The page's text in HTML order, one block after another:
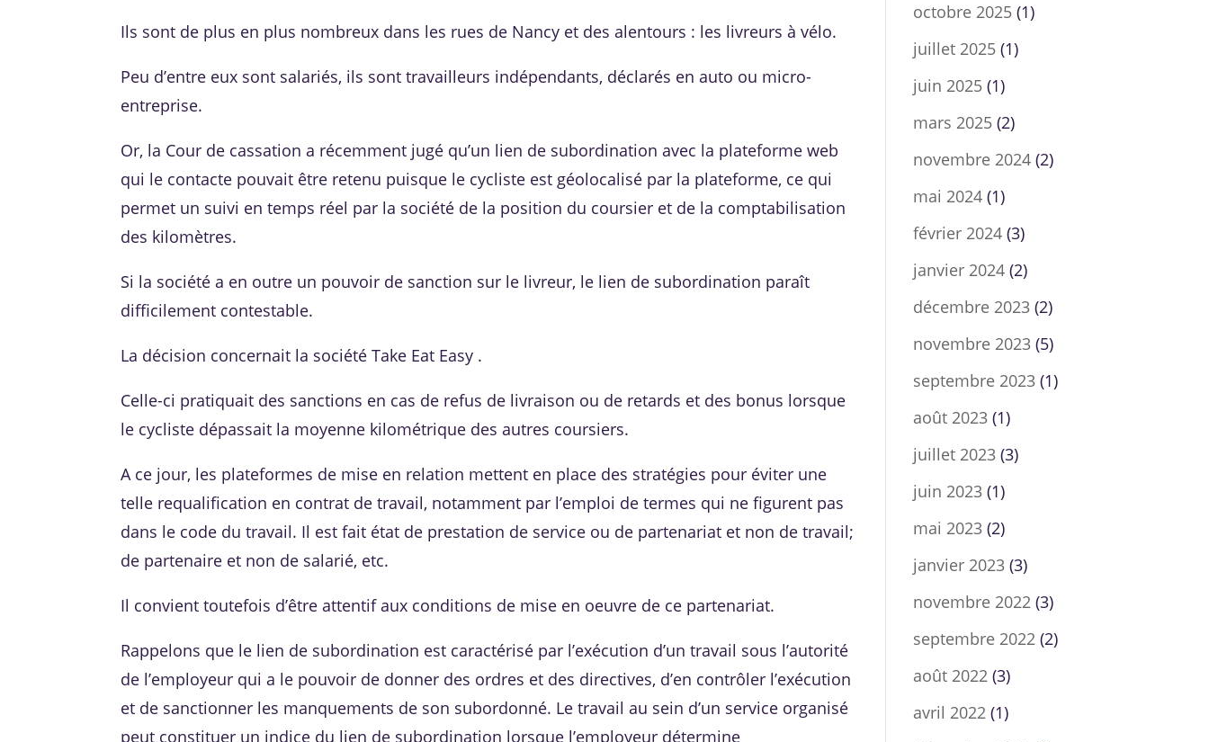
Ils sont de plus en plus nombreux dans les rues de Nancy et des alentours : les livreurs à vélo.
Peu d’entre eux sont salariés, ils sont travailleurs indépendants, déclarés en auto ou micro-
entreprise.
Or, la Cour de cassation a récemment jugé qu’un lien de subordination avec la plateforme web
qui le contacte pouvait être retenu puisque le cycliste est géolocalisé par la plateforme, ce qui
permet un suivi en temps réel par la société de la position du coursier et de la comptabilisation
des kilomètres.
Si la société a en outre un pouvoir de sanction sur le livreur, le lien de subordination paraît
difficilement contestable.
La décision concernait la société Take Eat Easy .
Celle-ci pratiquait des sanctions en cas de refus de livraison ou de retards et des bonus lorsque
le cycliste dépassait la moyenne kilométrique des autres coursiers.
A ce jour, les plateformes de mise en relation mettent en place des stratégies pour éviter une
telle requalification en contrat de travail, notamment par l’emploi de termes qui ne figurent pas
dans le code du travail. Il est fait état de prestation de service ou de partenariat et non de travail;
de partenaire et non de salarié, etc.
Il convient toutefois d’être attentif aux conditions de mise en oeuvre de ce partenariat.
Rappelons que le lien de subordination est caractérisé par l’exécution d’un travail sous l’autorité
de l’employeur qui a le pouvoir de donner des ordres et des directives, d’en contrôler l’exécution
et de sanctionner les manquements de son subordonné. Le travail au sein d’un service organisé
peut constituer un indice du lien de subordination lorsque l’employeur détermine
octobre 2025 (1)
juillet 2025 (1)
juin 2025 (1)
mars 2025 (2)
novembre 2024 (2)
mai 2024 (1)
février 2024 (3)
janvier 2024 (2)
décembre 2023 (2)
novembre 2023 (5)
septembre 2023 (1)
août 2023 (1)
juillet 2023 (3)
juin 2023 (1)
mai 2023 (2)
janvier 2023 (3)
novembre 2022 (3)
septembre 2022 (2)
août 2022 (3)
avril 2022 (1)